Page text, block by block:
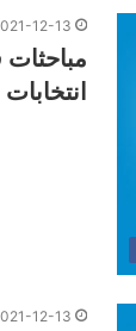
12-13
12-13